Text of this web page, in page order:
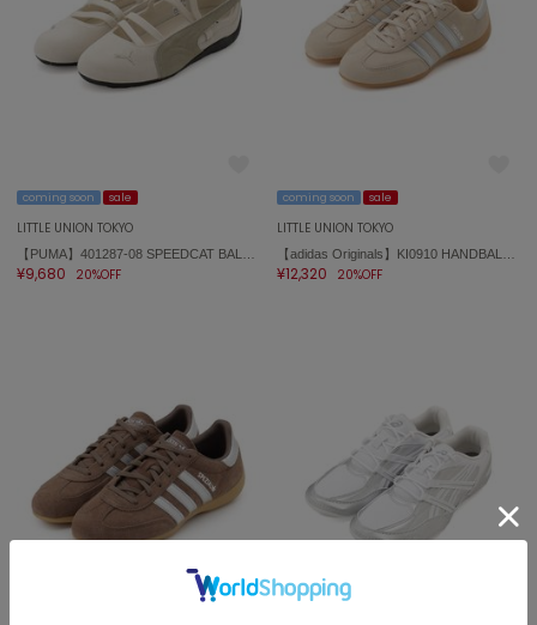
coming soon sale
LITTLE UNION TOKYO
¥9,680 20%OFF
coming soon sale
LITTLE UNION TOKYO
¥12,320 20%OFF